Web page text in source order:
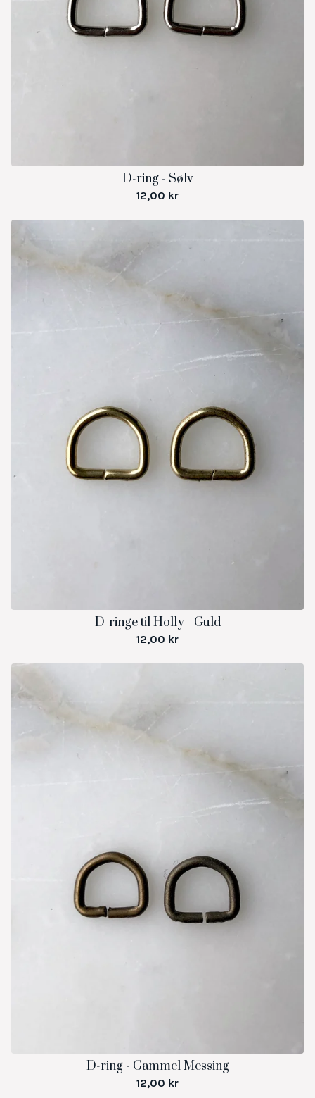
D-ring - Sølv
12,00 kr
D-ringe til Holly - Guld
12,00 kr
D-ring - Gammel Messing
12,00 kr